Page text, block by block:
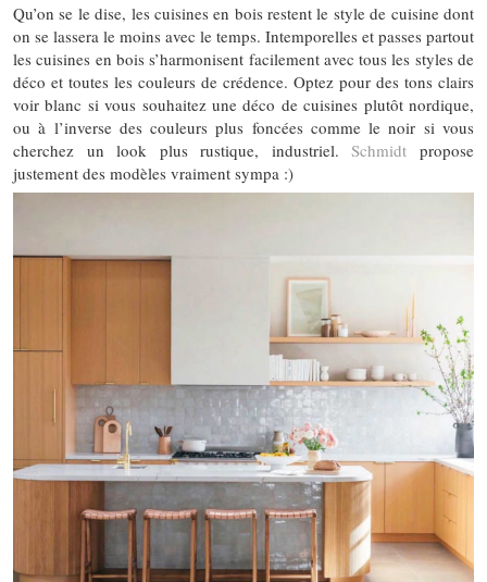
Qu’on se le dise, les cuisines en bois restent le style de cuisine dont
on se lassera le moins avec le temps. Intemporelles et passes partout
les cuisines en bois s’harmonisent facilement avec tous les styles de
déco et toutes les couleurs de crédence. Optez pour des tons clairs
voir blanc si vous souhaitez une déco de cuisines plutôt nordique,
ou à l’inverse des couleurs plus foncées comme le noir si vous
cherchez un look plus rustique, industriel.Schmidt propose
justement des modèles vraiment sympa :)